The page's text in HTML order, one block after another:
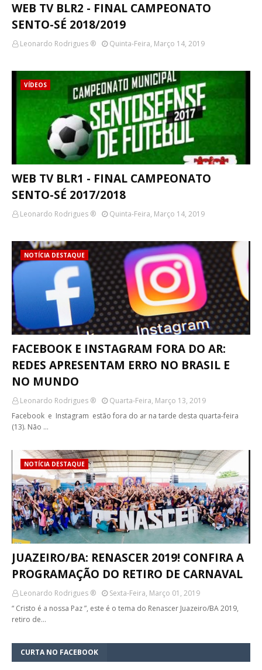
WEB TV BLR2 - FINAL CAMPEONATO
SENTO-SÉ 2018/2019
Leonardo Rodrigues ® Quinta-Feira, Março 14, 2019
VÍDEOS
WEB TV BLR1 - FINAL CAMPEONATO
SENTO-SÉ 2017/2018
Leonardo Rodrigues ® Quinta-Feira, Março 14, 2019
NOTÍCIA DESTAQUE
FACEBOOK E INSTAGRAM FORA DO AR:
REDES APRESENTAM ERRO NO BRASIL E
NO MUNDO
Leonardo Rodrigues ®
Quarta-Feira, Março 13, 2019
Facebook e Instagram estão fora do ar na tarde desta quarta-feira
(13). Não …
NOTÍCIA DESTAQUE
JUAZEIRO/BA: RENASCER 2019! CONFIRA A
PROGRAMAÇÃO DO RETIRO DE CARNAVAL
Leonardo Rodrigues ®
Sexta-Feira, Março 01, 2019
“ Cristo é a nossa Paz ”, este é o tema do Renascer Juazeiro/BA 2019,
retiro de…
CURTA NO FACEBOOK